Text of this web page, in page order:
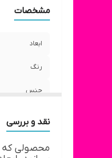
مشخصات
ابعاد
رنگ
جنس
نقد و بررسی
محصولی که